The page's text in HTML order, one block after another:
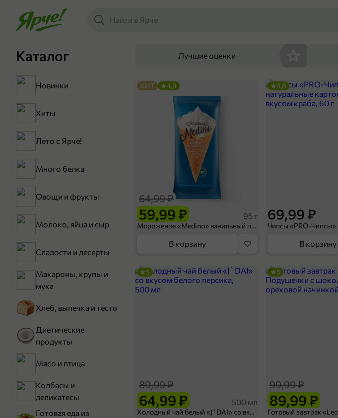
Каталог
Новинки
Хиты
Лето с Ярче!
Много белка
Овощи и фрукты
Молоко, яйца и сыр
Сладости и десерты
Макароны, крупы и
мука
Хлеб, выпечка и тесто
Диетические
продукты
Мясо и птица
Колбасы и
деликатесы
Готовая еда из
Лучшие оценки
59,99 ₽
64,99 ₽
95 г
Мороженое «Medino» ванильный пломбир в рожке, 95 г
ХИТ 4,9
В корзину
69,99 ₽
4,8
В корзину
64,99 ₽
89,99 ₽
500 мл
Холодный чай белый «J`DAI» со вкусом белого персика, 500 мл
5
89,99 ₽
99,99 ₽
5